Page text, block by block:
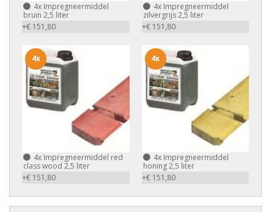
4x Impregneermiddel
bruin 2,5 liter
+€ 151,80
4xImpregneermiddel
zilvergrijs 2,5 liter
+€ 151,80
4x Impregneermiddel red
class wood 2,5 liter
+€ 151,80
4x
4xImpregneermiddel
honing 2,5 liter
+€ 151,80
4x